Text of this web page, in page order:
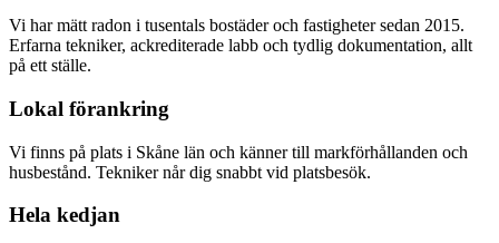
Vi har mätt radon i tusentals bostäder och fastigheter sedan 2015.
Erfarna tekniker, ackrediterade labb och tydlig dokumentation, allt
på ett ställe.
Lokal förankring
Vi finns på plats i Skåne län och känner till markförhållanden och
husbestånd. Tekniker når dig snabbt vid platsbesök.
Hela kedjan